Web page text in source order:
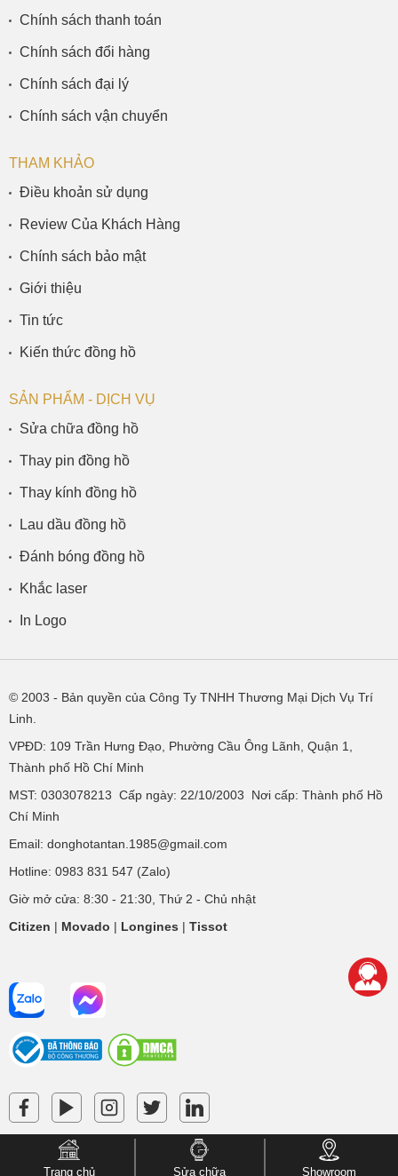
Trang chủ Sửa chữa Showroom
Chính sách thanh toán
Chính sách đổi hàng
Chính sách đại lý
Chính sách vận chuyển
THAM KHẢO
Điều khoản sử dụng
Review Của Khách Hàng
Chính sách bảo mật
Giới thiệu
Tin tức
Kiến thức đồng hồ
SẢN PHẨM - DỊCH VỤ
Sửa chữa đồng hồ
Thay pin đồng hồ
Thay kính đồng hồ
Lau dầu đồng hồ
Đánh bóng đồng hồ
Khắc laser
In Logo
© 2003 - Bản quyền của Công Ty TNHH Thương Mại Dịch Vụ Trí
Linh.
VPĐD: 109 Trần Hưng Đạo, Phường Cầu Ông Lãnh, Quận 1,
Thành phố Hồ Chí Minh
MST: 0303078213 Cấp ngày: 22/10/2003 Nơi cấp: Thành phố Hồ
Chí Minh
Email: donghotantan.1985@gmail.com
Hotline: 0983 831 547 (Zalo)
Giờ mở cửa: 8:30 - 21:30, Thứ 2 - Chủ nhật
Citizen | Movado | Longines | Tissot